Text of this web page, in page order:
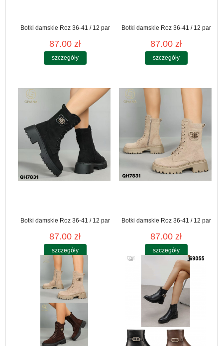
Botki damskie Roz 36-41 / 12 par
87.00 zł
szczegóły
Botki damskie Roz 36-41 / 12 par
87.00 zł
szczegóły
Botki damskie Roz 36-41 / 12 par
87.00 zł
szczegóły
Botki damskie Roz 36-41 / 12 par
87.00 zł
szczegóły